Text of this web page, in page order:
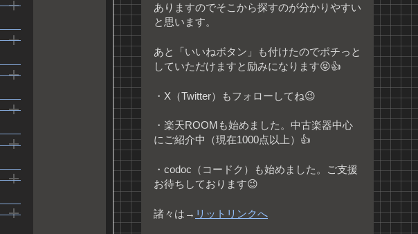
ありますのでそこから探すのが分かりやすい
と思います。
あと「いいねボタン」も付けたのでポチっと
していただけますと励みになります😝👍
・X（Twitter）もフォローしてね😉
・楽天ROOMも始めました。中古楽器中心
にご紹介中（現在1000点以上）👍
・codoc（コードク）も始めました。ご支援
お待ちしております😉
諸々は→ リットリンクへ